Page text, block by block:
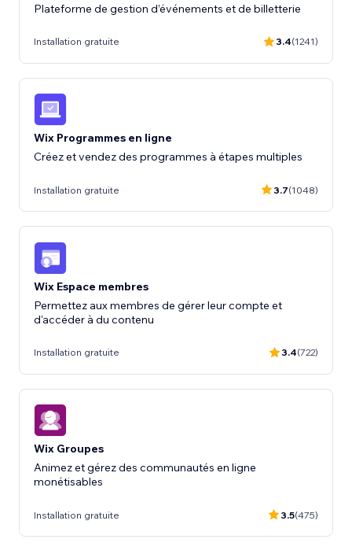
Plateforme de gestion d’événements et de billetterie
Installation gratuite 3.4(1241)
Wix Programmes en ligne
Créez et vendez des programmes à étapes multiples
Installation gratuite 3.7(1048)
Wix Espace membres
Permettez aux membres de gérer leur compte et
d'accéder à du contenu
Installation gratuite 3.4(722)
Wix Groupes
Animez et gérez des communautés en ligne
monétisables
Installation gratuite 3.5(475)